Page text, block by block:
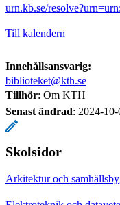
urn.kb.se/
Till kalendern
Innehållsansvarig:
biblioteket@kth.se
Tillhör: Om KTH
Senast ändrad: 2024-10-
Skolsidor
Arkitektur och